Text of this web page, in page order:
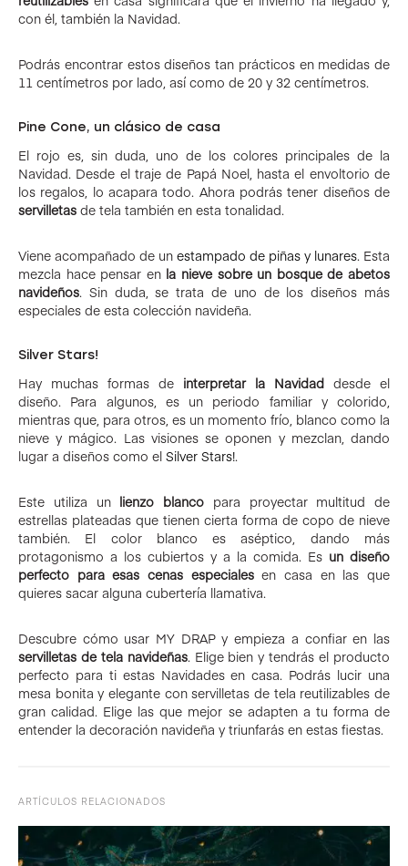
con él, también la Navidad.
Podrás encontrar estos diseños tan prácticos en medidas de
11 centímetros por lado, así como de 20 y 32 centímetros.
Pine Cone, un clásico de casa
El rojo es, sin duda, uno de los colores principales de la
Navidad. Desde el traje de Papá Noel, hasta el envoltorio de
los regalos, lo acapara todo. Ahora podrás tener diseños de
servilletas de tela también en esta tonalidad.
Viene acompañado de un estampado de piñas y lunares. Esta
mezcla hace pensar en la nieve sobre un bosque de abetos
navideños. Sin duda, se trata de uno de los diseños más
especiales de esta colección navideña.
Silver Stars!
Hay muchas formas de interpretar la Navidad desde el
diseño. Para algunos, es un periodo familiar y colorido,
mientras que, para otros, es un momento frío, blanco como la
nieve y mágico. Las visiones se oponen y mezclan, dando
lugar a diseños como el Silver Stars!.
Este utiliza un lienzo blanco para proyectar multitud de
estrellas plateadas que tienen cierta forma de copo de nieve
también. El color blanco es aséptico, dando más
protagonismo a los cubiertos y a la comida. Es un diseño
perfecto para esas cenas especialesen casa en las que
quieres sacar alguna cubertería llamativa.
Descubre cómo usar MY DRAP y empieza a confiar en las
servilletas de tela navideñas. Elige bien y tendrás el producto
perfecto para ti estas Navidades en casa. Podrás lucir una
mesa bonita y elegante con servilletas de tela reutilizables de
gran calidad. Elige las que mejor se adapten a tu forma de
entender la decoración navideña y triunfarás en estas fiestas.
ARTÍCULOS RELACIONADOS